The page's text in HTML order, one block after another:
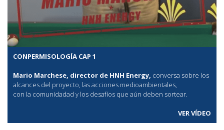
CONPERMISOLOGÍA CAP 1
Mario Marchese, director de HNH Energy, conversa sobre los
alcances del proyecto, las acciones medioambientales,
con la comunidadad y los desafíos que aún deben sortear.
VER VÍDEO